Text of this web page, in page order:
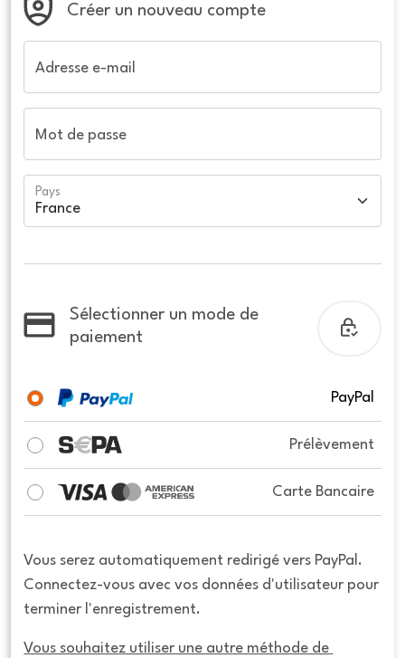
Créer un nouveau compte
Adresse e-mail
Mot de passe
Pays
Sélectionner un mode de
paiement
PayPal
Prélèvement
Carte Bancaire
Vous serez automatiquement redirigé vers PayPal.
Connectez-vous avec vos données d'utilisateur pour
terminer l'enregistrement.
Vous souhaitez utiliser une autre méthode de